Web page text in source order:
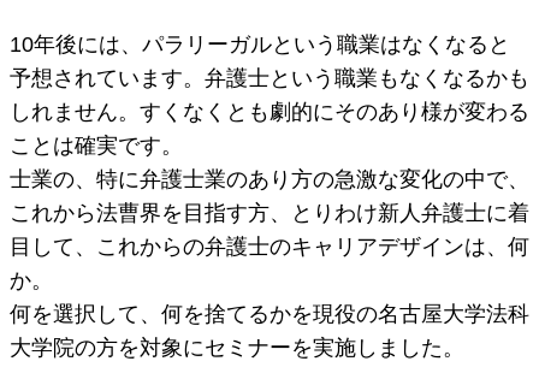
10年後には、パラリーガルという職業はなくなると
予想されています。弁護士という職業もなくなるかも
しれません。すくなくとも劇的にそのあり様が変わる
ことは確実です。
士業の、特に弁護士業のあり方の急激な変化の中で、
これから法曹界を目指す方、とりわけ新人弁護士に着
目して、これからの弁護士のキャリアデザインは、何
か。
何を選択して、何を捨てるかを現役の名古屋大学法科
大学院の方を対象にセミナーを実施しました。